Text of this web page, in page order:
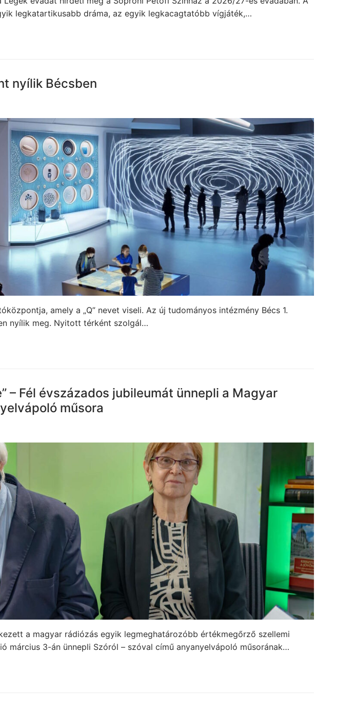
legkatartikusabb dráma, az egyik legkacagtatóbb vígjáték,…
nyílik Bécsben
amely a „Q” nevet viseli. Az új tudományos intézmény Bécs 1.
nyílik meg. Nyitott térként szolgál…
– Fél évszázados jubileumát ünnepli a Magyar
műsora
a magyar rádiózás egyik legmeghatározóbb értékmegőrző szellemi
március 3-án ünnepli Szóról – szóval című anyanyelvápoló műsorának…